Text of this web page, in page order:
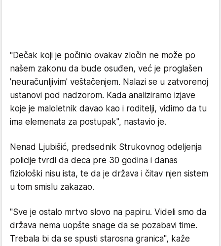
"Dečak koji je počinio ovakav zločin ne može po
našem zakonu da bude osuđen, već je proglašen
'neuračunljivim' veštačenjem. Nalazi se u zatvorenoj
ustanovi pod nadzorom. Kada analiziramo izjave
koje je maloletnik davao kao i roditelji, vidimo da tu
ima elemenata za postupak", nastavio je.
Nenad Ljubišić, predsednik Strukovnog odeljenja
policije tvrdi da deca pre 30 godina i danas
fiziološki nisu ista, te da je država i čitav njen sistem
u tom smislu zakazao.
"Sve je ostalo mrtvo slovo na papiru. Videli smo da
država nema uopšte snage da se pozabavi time.
Trebala bi da se spusti starosna granica", kaže